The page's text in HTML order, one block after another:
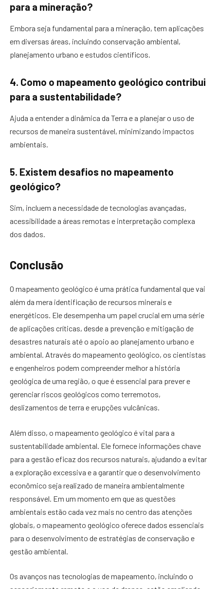
para a mineração?
Embora seja fundamental para a mineração, tem aplicações
em diversas áreas, incluindo conservação ambiental,
planejamento urbano e estudos científicos.
4. Como o mapeamento geológico contribui
para a sustentabilidade?
Ajuda a entender a dinâmica da Terra e a planejar o uso de
recursos de maneira sustentável, minimizando impactos
ambientais.
5. Existem desafios no mapeamento
geológico?
Sim, incluem a necessidade de tecnologias avançadas,
acessibilidade a áreas remotas e interpretação complexa
dos dados.
Conclusão
O mapeamento geológico é uma prática fundamental que vai
além da mera identificação de recursos minerais e
energéticos. Ele desempenha um papel crucial em uma série
de aplicações críticas, desde a prevenção e mitigação de
desastres naturais até o apoio ao planejamento urbano e
ambiental. Através do mapeamento geológico, os cientistas
e engenheiros podem compreender melhor a história
geológica de uma região, o que é essencial para prever e
gerenciar riscos geológicos como terremotos,
deslizamentos de terra e erupções vulcânicas.
Além disso, o mapeamento geológico é vital para a
sustentabilidade ambiental. Ele fornece informações chave
para a gestão eficaz dos recursos naturais, ajudando a evitar
a exploração excessiva e a garantir que o desenvolvimento
econômico seja realizado de maneira ambientalmente
responsável. Em um momento em que as questões
ambientais estão cada vez mais no centro das atenções
globais, o mapeamento geológico oferece dados essenciais
para o desenvolvimento de estratégias de conservação e
gestão ambiental.
Os avanços nas tecnologias de mapeamento, incluindo o